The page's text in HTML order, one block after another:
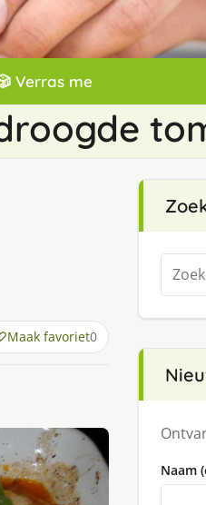
Verras me
Maak favoriet0
Zoeken
naar:
Naam